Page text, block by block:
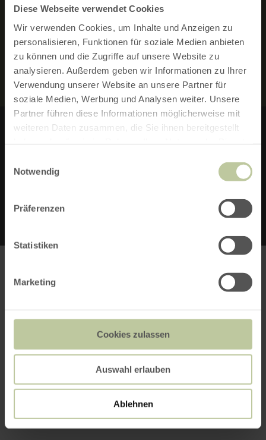
Diese Webseite verwendet Cookies
Wir verwenden Cookies, um Inhalte und Anzeigen zu
personalisieren, Funktionen für soziale Medien anbieten
zu können und die Zugriffe auf unsere Website zu
analysieren. Außerdem geben wir Informationen zu Ihrer
Verwendung unserer Website an unsere Partner für
soziale Medien, Werbung und Analysen weiter. Unsere
Partner führen diese Informationen möglicherweise mit
weiteren Daten zusammen, die Sie ihnen bereitgestellt
Notwendig
Präferenzen
Statistiken
Marketing
Cookies zulassen
Auswahl erlauben
Ablehnen
MERKMALE:
RUNDTOUR
per Google Maps